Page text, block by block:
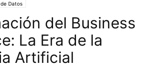
Datos
del Business
La Era de la
Artificial